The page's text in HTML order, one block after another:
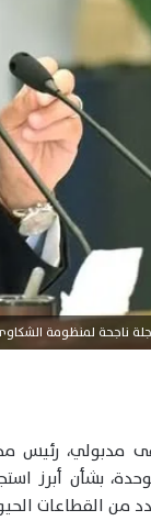
ناجحة لمنظومة
مدبولي، رئيس
بشأن أبرز
من القطاعات